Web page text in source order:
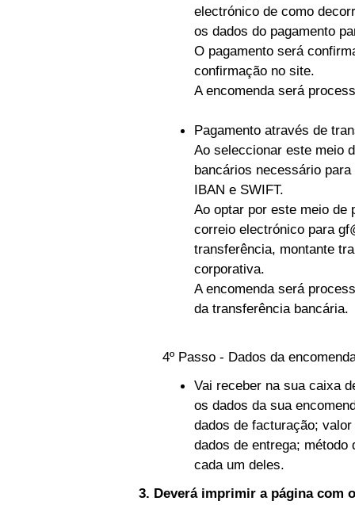
electrónico de como
os dados do pagamento
O pagamento será
confirmação no site.
A encomenda será
Pagamento através de
Ao seleccionar este meio
bancários necessário
IBAN e SWIFT.
Ao optar por este meio de
correio electrónico para
transferência, montante
corporativa.
A encomenda será
da transferência bancária.
4º Passo - Dados da
Vai receber na sua caixa
os dados da sua
dados de facturação;
dados de entrega; método
cada um deles.
3. Deverá imprimir a página com